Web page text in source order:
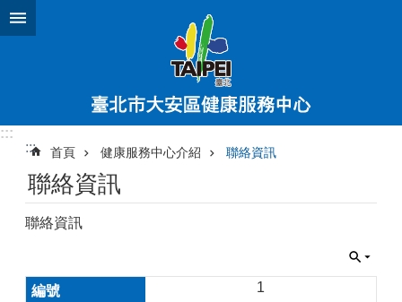
跳到主要內容區塊
:::
:::
首頁 健康服務中心介紹 聯絡資訊
聯絡資訊
聯絡資訊
1